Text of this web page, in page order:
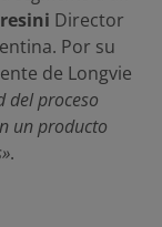
Director
Por su
de Longvie
del proceso
un producto
.